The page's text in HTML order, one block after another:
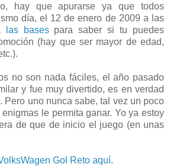
hay que apurarse ya que todos
día, el 12 de enero de 2009 a las
las basespara saber si tu puedes
(hay que ser mayor de edad,
no son nada fáciles, el año pasado
y fue muy divertido, es en verdad
Pero uno nunca sabe, tal vez un poco
le permita ganar. Yo ya estoy
de que de inicio el juego (en unas
Gol Reto aquí.